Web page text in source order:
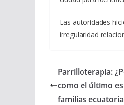
Las autoridades
irregularidad
Parrilloterapia:
como el último
familias